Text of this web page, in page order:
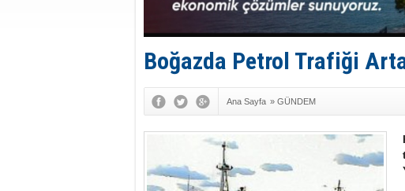
Boğazda Petrol Trafiği
Ana Sayfa » GÜNDEM